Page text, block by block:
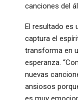
canciones del
El resultado es
captura el
transforma en
esperanza.
nuevas
ansiosos